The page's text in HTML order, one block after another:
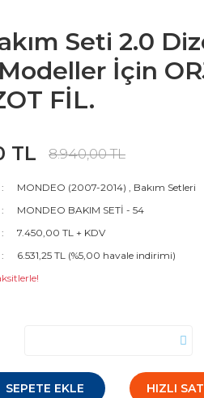
Seti 2.0
Modeller İçin
FİL.
TL 8.940,00 TL
MONDEO (2007-2014) , Bakım Setleri
MONDEO BAKIM SETİ - 54
7.450,00 TL + KDV
6.531,25 TL (%5,00 havale indirimi)
SEPETE EKLE HIZLI